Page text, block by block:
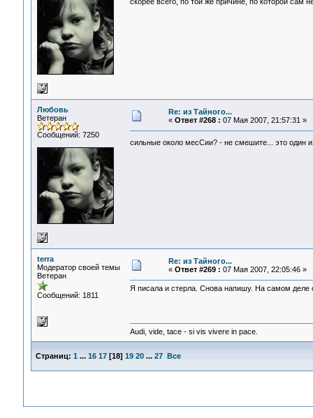
Любовь
Ветеран
Сообщений: 7250
Re: из Тайного...
« Ответ #268 : 07 Мая 2007, 21:57:31 »
сильные около месСии? - не смешите... это один
terra
Модератор своей темы
Ветеран
Сообщений: 1811
Re: из Тайного...
« Ответ #269 : 07 Мая 2007, 22:05:46 »
Я писала и стерла. Снова напишу. На самом деле
Audi, vide, tace - si vis vivere in pace.
Страниц: 1 ... 16 17[18] 19 20 ... 27 Все